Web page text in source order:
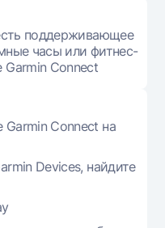
поддерживающее
часы или фитнес-
Connect
Connect на
Devices, найдите